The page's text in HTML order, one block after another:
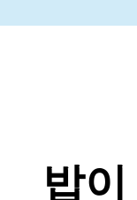
기
밥